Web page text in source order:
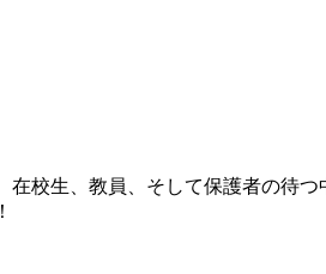
校生、教員、そして保護者の待つ